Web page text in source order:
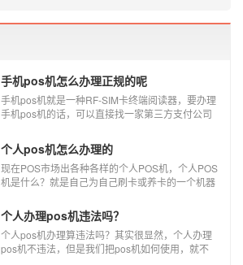
手机pos机怎么办理正规的呢
手机pos机就是一种RF-SIM卡终端阅读器，要办理
手机pos机的话，可以直接找一家第三方支付公司
个人pos机怎么办理的
现在POS市场出各种各样的个人POS机，个人POS
机是什么？就是自己为自己刷卡或养卡的一个机器
个人办理pos机违法吗？
个人pos机办理算违法吗？其实很显然，个人办理
pos机不违法，但是我们把pos机如何使用，就不